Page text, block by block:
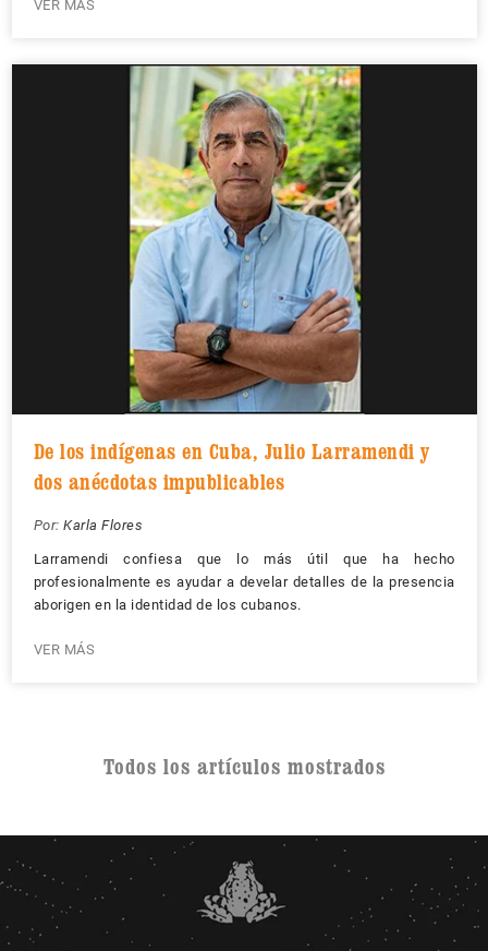
VER MÁS
De los indígenas en Cuba, Julio Larramendi y
dos anécdotas impublicables
Por: Karla Flores
Larramendi confiesa que lo más útil que ha hecho
profesionalmente es ayudar a develar detalles de la presencia
aborigen en la identidad de los cubanos.
VER MÁS
Todos los artículos mostrados